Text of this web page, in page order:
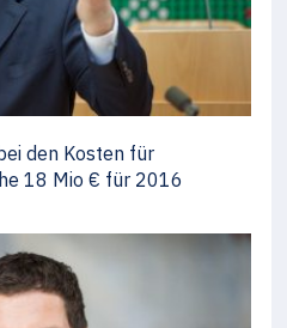
den Kosten für
18 Mio € für 2016